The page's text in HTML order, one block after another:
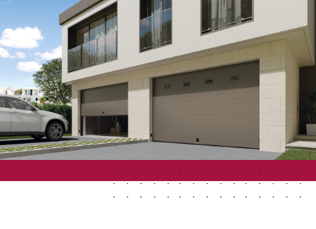
Cortinas de Cristal
Alicantinas y Cortinas exteriores
Toldos
Puertas Automáticas de Cristal